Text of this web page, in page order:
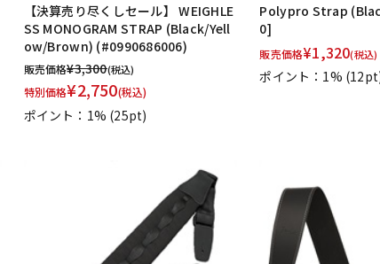
【決算売り尽くしセール】 WEIGHLE
SS MONOGRAM STRAP (Black/Yell
ow/Brown) (#0990686006)
販売価格¥3,300(税込)
特別価格¥2,750(税込)
ポイント：1% (25pt)
Polypro Strap
0]
販売価格¥1,320(税込)
ポイント：1%